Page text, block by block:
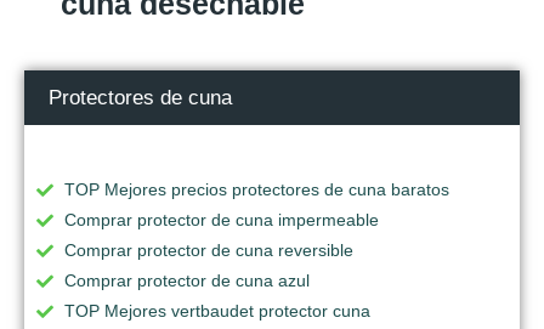
Protectores de cuna
TOP Mejores precios protectores de cuna baratos
Comprar protector de cuna impermeable
Comprar protector de cuna reversible
Comprar protector de cuna azul
TOP Mejores vertbaudet protector cuna